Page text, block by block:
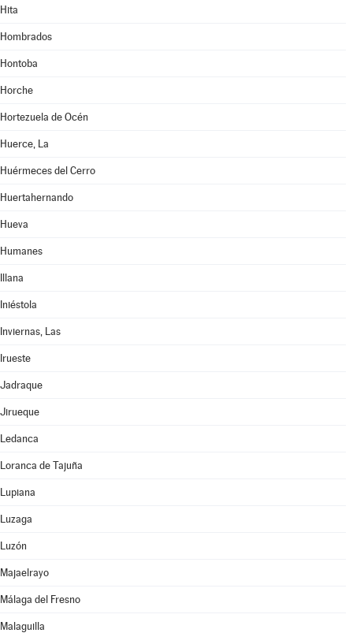
Hita
Hombrados
Hontoba
Horche
Hortezuela de Océn
Huerce, La
Huérmeces del Cerro
Huertahernando
Hueva
Humanes
Illana
Iniéstola
Inviernas, Las
Irueste
Jadraque
Jirueque
Ledanca
Loranca de Tajuña
Lupiana
Luzaga
Luzón
Majaelrayo
Málaga del Fresno
Malaguilla